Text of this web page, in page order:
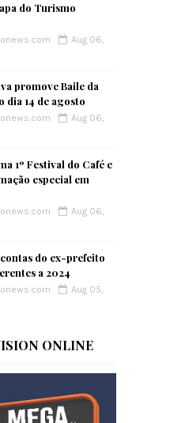
do Turismo
Aug 06,
promove Baile da
dia 14 de agosto
Aug 06,
1º Festival do Café e
especial em
Aug 06,
do ex-prefeito
a 2024
Aug 05,
ONLINE